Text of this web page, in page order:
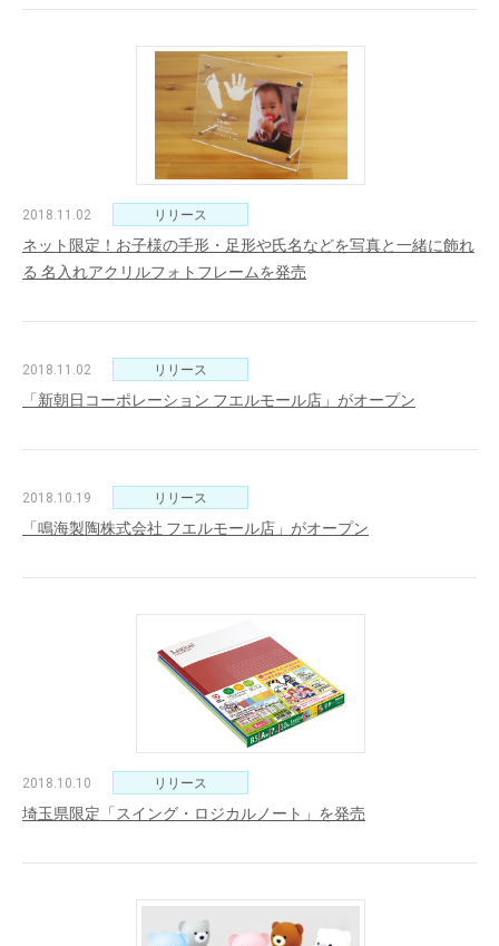
2018.11.02 リリース
ネット限定！お子様の手形・足形や氏名などを写真と一緒に飾れ
る 名入れアクリルフォトフレームを発売
2018.11.02 リリース
「新朝日コーポレーション フエルモール店」がオープン
2018.10.19 リリース
「鳴海製陶株式会社 フエルモール店」がオープン
2018.10.10 リリース
埼玉県限定「スイング・ロジカルノート」を発売